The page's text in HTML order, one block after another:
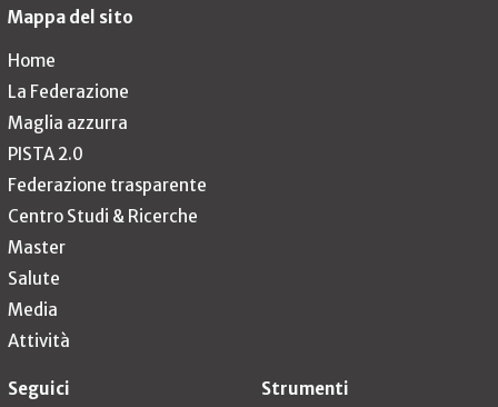
Mappa del sito
Home
La Federazione
Maglia azzurra
PISTA 2.0
Federazione trasparente
Centro Studi & Ricerche
Master
Salute
Media
Attività
Seguici Strumenti